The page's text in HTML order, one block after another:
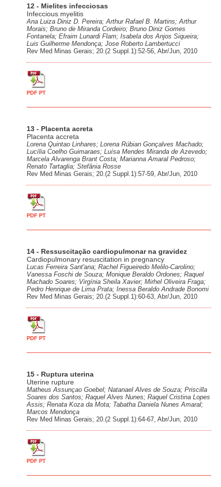
12 - Mielites infecciosas
Infeccious myelitis
Ana Luiza Diniz D. Pereira; Arthur Rafael B. Martins; Arthur
Morais; Bruno de Miranda Cordeiro; Bruno Diniz Gomes
Fontanela; Efraim Lunardi Flam; Isabela dos Anjos Siqueira;
Luis Guilherme Mendonça; Jose Roberto Lambertucci
Rev Med Minas Gerais; 20.(2 Suppl.1):52-56, Abr/Jun, 2010
PDF PT
13 - Placenta acreta
Placenta accreta
Lorena Quintao Linhares; Lorena Rúbian Gonçalves Machado;
Lucília Coelho Guimaraes; Luísa Mendes Miranda de Azevedo;
Marcela Alvarenga Brant Costa; Marianna Amaral Pedroso;
Renato Tartaglia; Stefânia Rosse
Rev Med Minas Gerais; 20.(2 Suppl.1):57-59, Abr/Jun, 2010
PDF PT
14 - Ressuscitação cardiopulmonar na gravidez
Cardiopulmonary resuscitation in pregnancy
Lucas Ferreira Sant'ana; Rachel Figueiredo Melilo-Carolino;
Vanessa Foschi de Souza; Monique Beraldo Ordones; Raquel
Machado Soares; Virgínia Sheila Xavier; Mirhel Oliveira Fraga;
Pedro Henrique de Lima Prata; Inessa Beraldo Andrade Bonomi
Rev Med Minas Gerais; 20.(2 Suppl.1):60-63, Abr/Jun, 2010
PDF PT
15 - Ruptura uterina
Uterine rupture
Matheus Assunçao Goebel; Natanael Alves de Souza; Priscilla
Soares dos Santos; Raquel Alves Nunes; Raquel Cristina Lopes
Assis; Renata Koza da Mota; Tabatha Daniela Nunes Amaral;
Marcos Mendonça
Rev Med Minas Gerais; 20.(2 Suppl.1):64-67, Abr/Jun, 2010
PDF PT